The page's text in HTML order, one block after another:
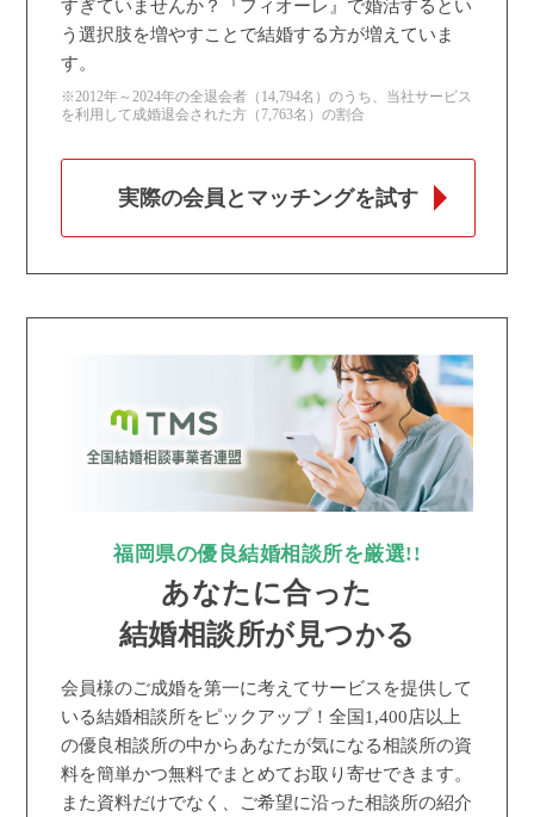
すぎていませんか？『フィオーレ』で婚活するとい
う選択肢を増やすことで結婚する方が増えていま
す。
※2012年～2024年の全退会者（14,794名）のうち、当社サービス
を利用して成婚退会された方（7,763名）の割合
実際の会員とマッチングを試す
福岡県の優良結婚相談所を厳選!!
あなたに合った
結婚相談所が見つかる
会員様のご成婚を第一に考えてサービスを提供して
いる結婚相談所をピックアップ！全国1,400店以上
の優良相談所の中からあなたが気になる相談所の資
料を簡単かつ無料でまとめてお取り寄せできます。
また資料だけでなく、ご希望に沿った相談所の紹介